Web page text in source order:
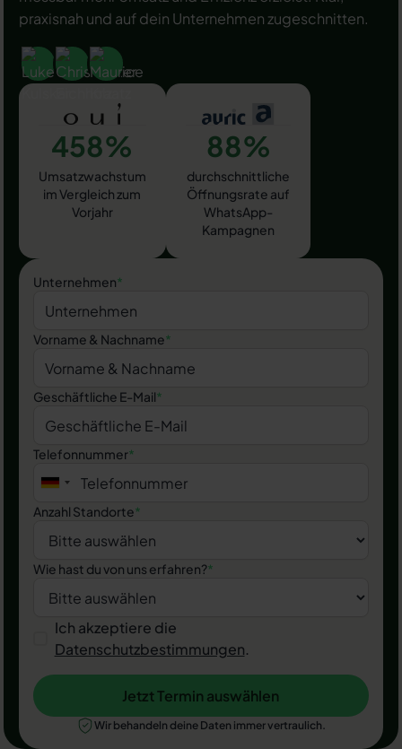
praxisnah und auf dein Unternehmen zugeschnitten.
458%
Umsatzwachstum
im Vergleich zum
Vorjahr
88%
durchschnittliche
Öffnungsrate auf
WhatsApp-
Kampagnen
Unternehmen*
Vorname & Nachname*
Geschäftliche E-Mail*
Telefonnummer*
Anzahl Standorte*
Wie hast du von uns erfahren?*
Ich akzeptiere die
Datenschutzbestimmungen.
Jetzt Termin auswählen
Jetzt Termin auswählen
Wir behandeln deine Daten immer vertraulich.